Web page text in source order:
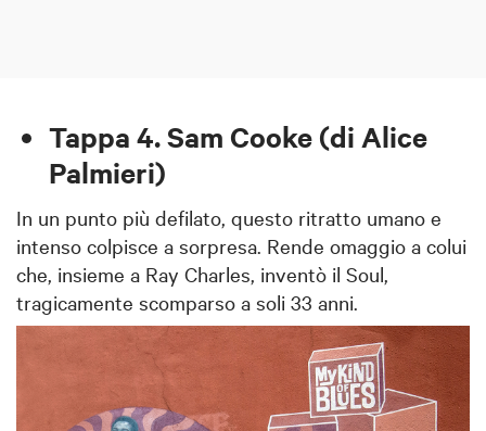
Tappa 4. Sam Cooke (di Alice
Palmieri)
In un punto più defilato, questo ritratto umano e
intenso colpisce a sorpresa. Rende omaggio a colui
che, insieme a Ray Charles, inventò il Soul,
tragicamente scomparso a soli 33 anni.